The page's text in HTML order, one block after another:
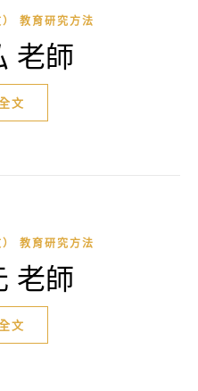
教育研究方法
老師
文
教育研究方法
老師
文